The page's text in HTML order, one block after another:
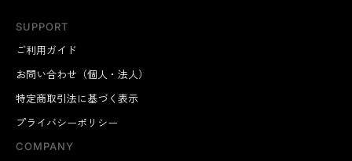
SUPPORT
ご利用ガイド
お問い合わせ（個人・法人）
特定商取引法に基づく表示
プライバシーポリシー
COMPANY